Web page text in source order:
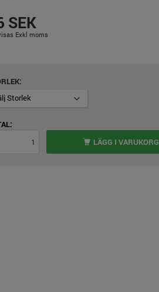
SEK
Exkl moms
LÄGG I VARUKORG